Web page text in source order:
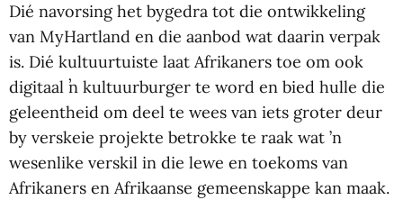
Dié navorsing het bygedra tot die ontwikkeling
van MyHartland en die aanbod wat daarin verpak
is. Dié kultuurtuiste laat Afrikaners toe om ook
digitaal ŉ kultuurburger te word en bied hulle die
geleentheid om deel te wees van iets groter deur
by verskeie projekte betrokke te raak wat ’n
wesenlike verskil in die lewe en toekoms van
Afrikaners en Afrikaanse gemeenskappe kan maak.